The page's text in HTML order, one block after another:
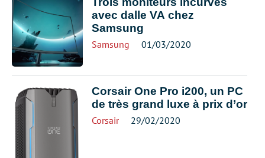
avec dalle VA chez
Samsung
Samsung 01/03/2020
Corsair One Pro i200, un PC
de très grand luxe à prix d’or
Corsair 29/02/2020